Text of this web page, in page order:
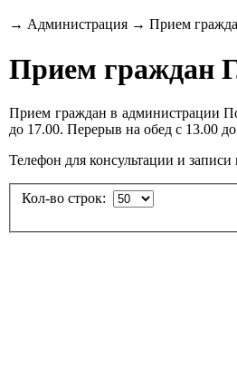
→ Администрация → Прием
Прием граждан
Прием граждан в администрации
до 17.00. Перерыв на обед с 13.00
Телефон для консультации и
Кол-во строк: